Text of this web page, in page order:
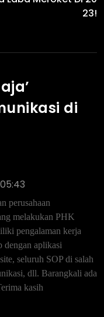
23!
di
perusahaan
melakukan PHK
pengalaman kerja
dengan aplikasi
seluruh SOP di salah
dll. Barangkali ada
kasih